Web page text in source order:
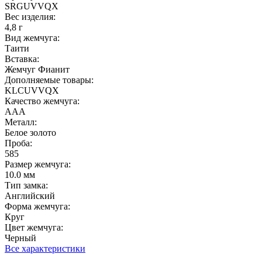
SRGUVVQX
Вес изделия:
4,8 г
Вид жемчуга:
Таити
Вставка:
Жемчуг Фианит
Дополняемые товары:
KLCUVVQX
Качество жемчуга:
ААА
Металл:
Белое золото
Проба:
585
Размер жемчуга:
10.0 мм
Тип замка:
Английский
Форма жемчуга:
Круг
Цвет жемчуга:
Черный
Все характеристики